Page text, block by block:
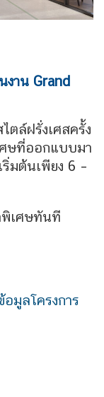
าน Grand
ตล์ฝรั่งเศสครั้ง
ษที่ออกแบบมา
เริ่มต้นเพียง 6 –
เศษทันที
มูลโครงการ